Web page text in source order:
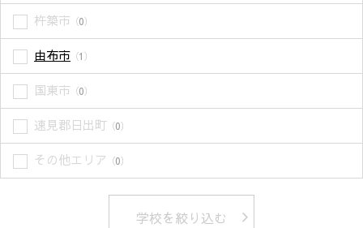
杵築市 （0）
由布市 （1）
国東市 （0）
速見郡日出町 （0）
その他エリア （0）
学校を絞り込む